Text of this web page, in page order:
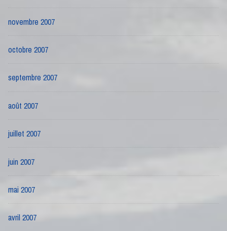
novembre 2007
octobre 2007
septembre 2007
août 2007
juillet 2007
juin 2007
mai 2007
avril 2007